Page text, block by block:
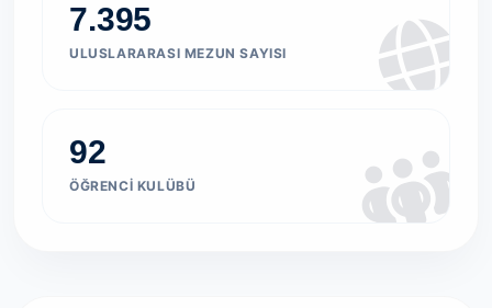
7.395
ULUSLARARASI MEZUN SAYISI
92
ÖĞRENCI KULÜBÜ